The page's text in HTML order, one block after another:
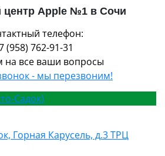
Apple №1 в Сочи
телефон:
(958) 762-91-31
на все ваши вопросы
- мы перезвоним!
Садок)
Горная Карусель, д.3 ТРЦ